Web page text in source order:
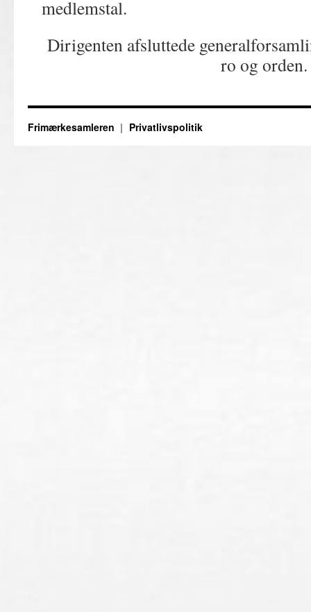
medlemstal.
Dirigenten afsluttede
ro og orden.
Frimærkesamleren Privatlivspolitik